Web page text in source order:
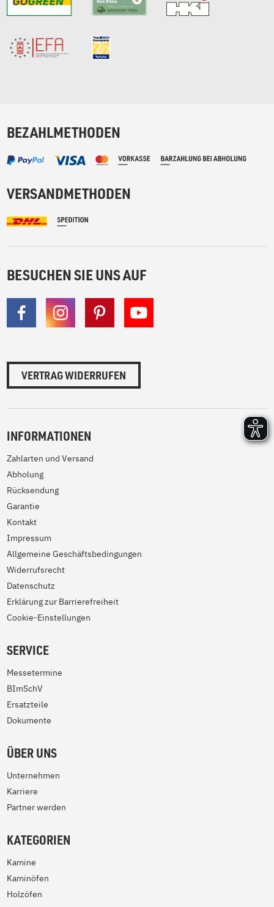
BEZAHLMETHODEN
VERSANDMETHODEN
BESUCHEN SIE UNS AUF
VERTRAG WIDERRUFEN
INFORMATIONEN
Zahlarten und Versand
Abholung
Rücksendung
Garantie
Kontakt
Impressum
Allgemeine Geschäftsbedingungen
Widerrufsrecht
Datenschutz
Erklärung zur Barrierefreiheit
Cookie-Einstellungen
SERVICE
Messetermine
BImSchV
Ersatzteile
Dokumente
ÜBER UNS
Unternehmen
Karriere
Partner werden
KATEGORIEN
Kamine
Kaminöfen
Holzöfen